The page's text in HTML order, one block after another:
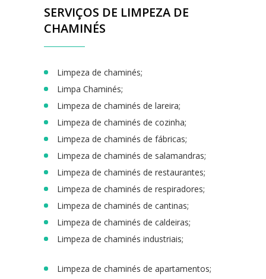
SERVIÇOS DE LIMPEZA DE
CHAMINÉS
Limpeza de chaminés;
Limpa Chaminés;
Limpeza de chaminés de lareira;
Limpeza de chaminés de cozinha;
Limpeza de chaminés de fábricas;
Limpeza de chaminés de salamandras;
Limpeza de chaminés de restaurantes;
Limpeza de chaminés de respiradores;
Limpeza de chaminés de cantinas;
Limpeza de chaminés de caldeiras;
Limpeza de chaminés industriais;
Limpeza de chaminés de apartamentos;